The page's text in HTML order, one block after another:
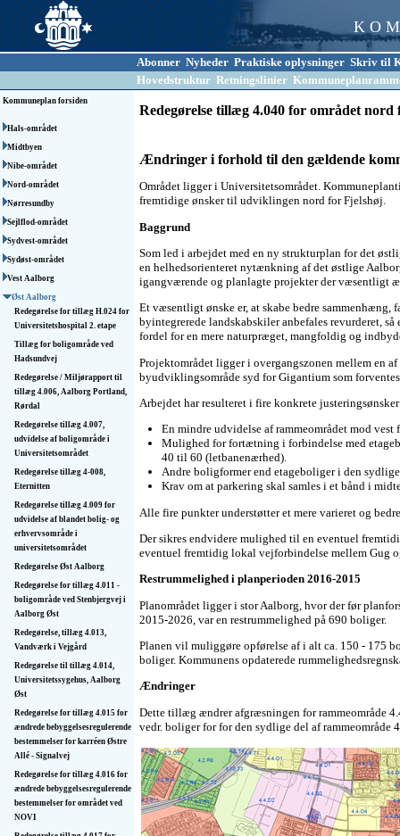
K O
Abonner Nyheder Praktiske oplysninger Skriv til
Hovedstruktur Retningslinier
Kommuneplan forsiden
Hals-området
Midtbyen
Nibe-området
Nord-området
Nørresundby
Sejlflod-området
Sydvest-området
Sydøst-området
Vest Aalborg
Øst Aalborg
Redegørelse for tillæg H.024 for
Universitetshospital 2. etape
Tillæg for boligområde ved
Hadsundvej
Redegørelse / Miljørapport til
tillæg 4.006, Aalborg Portland,
Rørdal
Redegørelse tillæg 4.007,
udvidelse af boligområde i
Universitetsområdet
Redegørelse tillæg 4-008,
Eternitten
Redegørelse tillæg 4.009 for
udvidelse af blandet bolig- og
erhvervsområde i
universitetsområdet
Redegørelse Øst Aalborg
Redegørelse for tillæg 4.011 -
boligområde ved Stenbjergvej i
Aalborg Øst
Redegørelse, tillæg 4.013,
Vandværk i Vejgård
Redegørelse til tillæg 4.014,
Universitetssygehus, Aalborg
Øst
Redegørelse for tillæg 4.015 for
ændrede bebyggelses­regulerende
bestemmelser for karréen Østre
Allé - Signalvej
Redegørelse for tillæg 4.016 for
ændrede bebyggelses­regulerende
bestemmelser for området ved
NOVI
Redegørelse tillæg 4.040 for området nord
Ændringer i forhold til den gældende
Området ligger i Universitetsområdet.
fremtidige ønsker til udviklingen nord for Fjelshøj.
Baggrund
Som led i arbejdet med en ny strukturplan for det
en helhedsorienteret nytænkning af det østlige
igangværende og planlagte projekter der væsentligt
Et væsentligt ønske er, at skabe bedre
byintegrerede landskabskiler anbefales revurderet,
fordel for en mere naturpræget, mangfoldig og
Projektområdet ligger i overgangszonen mellem en
byudviklingsområde syd for Gigantium som
Arbejdet har resulteret i fire konkrete
En mindre udvidelse af rammeområdet mod
Mulighed for fortætning i forbindelse med
40 til 60 (letbanenærhed).
Andre boligformer end etageboliger i den
Krav om at parkering skal samles i et bånd i
Alle fire punkter understøtter et mere varieret og
Der sikres endvidere mulighed til en eventuel
eventuel fremtidig lokal vejforbindelse mellem Gug
Restrummelighed i planperioden 2016-2015
Planområdet ligger i stor Aalborg, hvor der før
2015-2026, var en restrummelighed på 690 boliger.
Planen vil muliggøre opførelse af i alt ca. 150 - 175
boliger. Kommunens opdaterede
Ændringer
Dette tillæg ændrer afgræsningen for rammeområde
vedr. boliger for for den sydlige del af rammeområde